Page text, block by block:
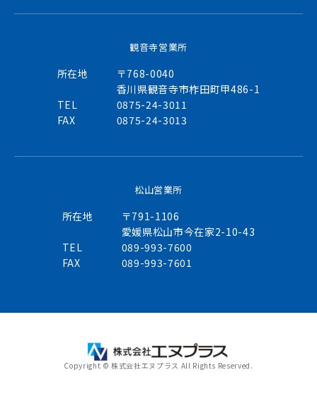
観音寺営業所
所在地
〒768-0040
香川県観音寺市柞田町甲486-1
TEL
0875-24-3011
FAX
0875-24-3013
松山営業所
所在地
〒791-1106
愛媛県松山市今在家2-10-43
TEL
089-993-7600
FAX
089-993-7601
Copyright © 株式会社エヌプラス All Rights Reserved.